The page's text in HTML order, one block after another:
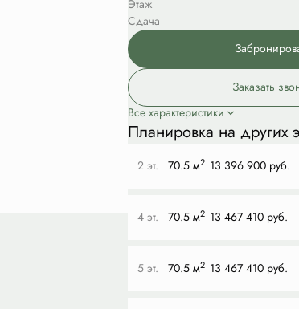
Этаж
Сдача
Заказать
Все характеристики
Планировка на других
2 эт. 70.5 м2 13 396 900 руб.
4 эт. 70.5 м2 13 467 410 руб.
5 эт. 70.5 м2 13 467 410 руб.